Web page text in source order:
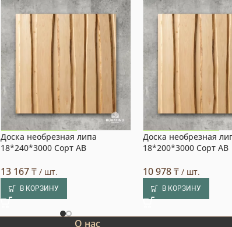
Акция на товар!
Доска необрезная липа
18*240*3000 Сорт АВ
13 167₸/ шт.
В КОРЗИНУ
Акция на товар!
Доска необрезная
18*200*3000 Сорт АВ
10 978₸ / шт.
В КОРЗИНУ
О нас